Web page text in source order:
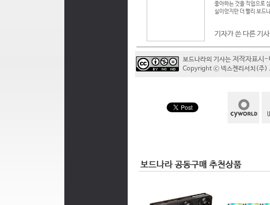
좋아하는 것을 직업으로
실이었지만 더 빨리 보드
기자가 쓴 다른 기사
보드나라의 기사는 저작자표시-
Copyright ⓒ 넥스젠리서치(주)